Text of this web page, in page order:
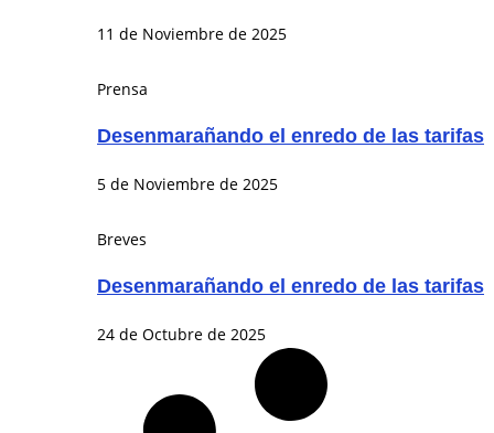
11 de Noviembre de 2025
Prensa
Desenmarañando el enredo de las tarifas
5 de Noviembre de 2025
Breves
Desenmarañando el enredo de las tarifas
24 de Octubre de 2025